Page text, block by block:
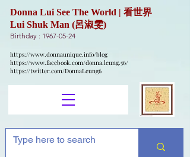
Donna Lui See The World | 看世界
Lui Shuk Man (呂淑雯)
Birthday : 1967-05-24
https://www.donnaunique.info/blog
https://www.facebook.com/donna.leung.56/
https://twitter.com/DonnaLeung6